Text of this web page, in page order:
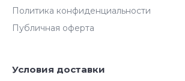
Политика конфиденциальности
Публичная оферта
Условия доставки